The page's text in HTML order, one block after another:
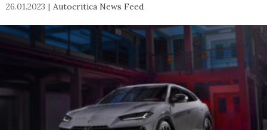
26.01.2023 Autocritica News Feed